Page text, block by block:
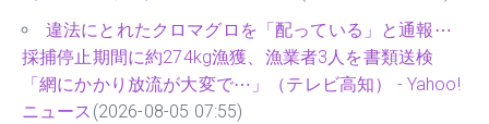
違法にとれたクロマグロを「配っている」と通報⋯
採捕停止期間に約274kg漁獲、漁業者3人を書類送検
「網にかかり放流が大変で⋯」（テレビ高知） - Yahoo!
ニュース (2026-08-05 07:55)